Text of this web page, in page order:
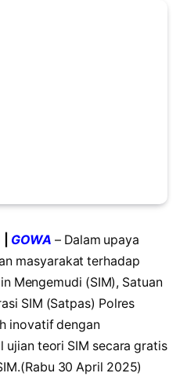
GOWA – Dalam upaya
masyarakat terhadap
Mengemudi (SIM), Satuan
SIM (Satpas) Polres
inovatif dengan
ujian teori SIM secara gratis
30 April 2025)